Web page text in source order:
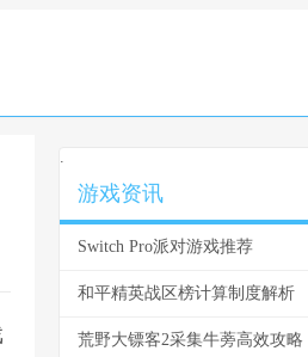
.
游戏资讯
Switch Pro派对游戏推荐
和平精英战区榜计算制度解析
荒野大镖客2采集牛蒡高效攻